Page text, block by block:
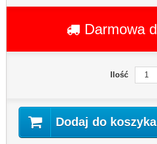
Darmowa
Ilość
Dodaj do koszyka